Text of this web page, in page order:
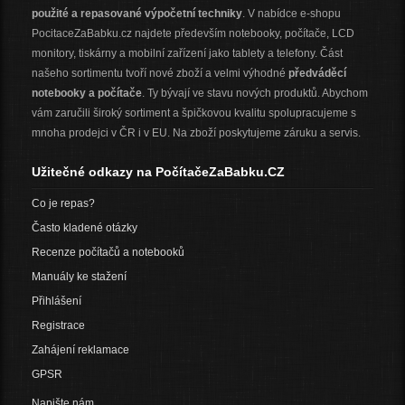
použité a repasované výpočetní techniky. V nabídce e-shopu
PocitaceZaBabku.cz najdete především notebooky, počítače, LCD
monitory, tiskárny a mobilní zařízení jako tablety a telefony. Část
našeho sortimentu tvoří nové zboží a velmi výhodné předváděcí
notebooky a počítače. Ty bývají ve stavu nových produktů. Abychom
vám zaručili široký sortiment a špičkovou kvalitu spolupracujeme s
mnoha prodejci v ČR i v EU. Na zboží poskytujeme záruku a servis.
Užitečné odkazy na PočítačeZaBabku.CZ
Co je repas?
Často kladené otázky
Recenze počítačů a notebooků
Manuály ke stažení
Přihlášení
Registrace
Zahájení reklamace
GPSR